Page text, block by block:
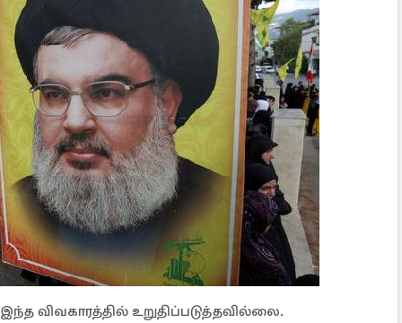
விவகாரத்தில் உறுதிப்படுத்தவில்லை.